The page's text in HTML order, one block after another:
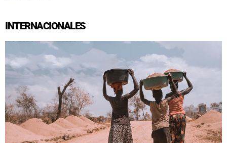
INTERNACIONALES